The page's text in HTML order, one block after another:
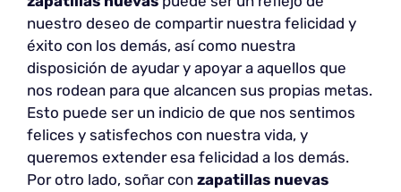
nuestro deseo de compartir nuestra felicidad y
éxito con los demás, así como nuestra
disposición de ayudar y apoyar a aquellos que
nos rodean para que alcancen sus propias metas.
Esto puede ser un indicio de que nos sentimos
felices y satisfechos con nuestra vida, y
queremos extender esa felicidad a los demás.
Por otro lado, soñar con zapatillas nuevas